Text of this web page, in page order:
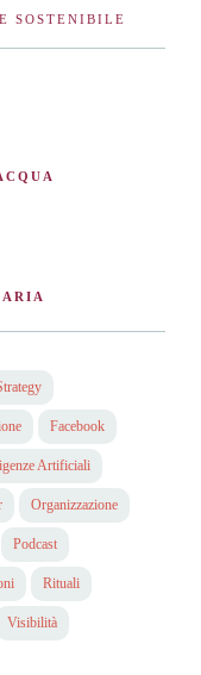
SOSTENIBILE
ARIA
Facebook
Artificiali
Organizzazione
Podcast
Rituali
Visibilità